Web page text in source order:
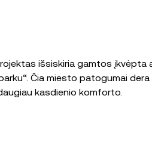
išsiskiria gamtos įkvėpta
Čia miesto patogumai
kasdienio komforto.